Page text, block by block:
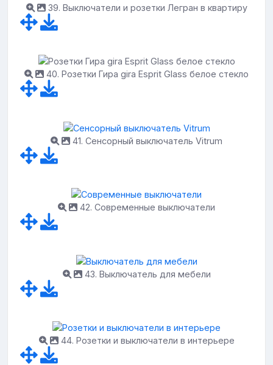
39. Выключатели и розетки Легран в квартиру
40. Розетки Гира gira Esprit Glass белое стекло
41. Сенсорный выключатель Vitrum
42. Современные выключатели
43. Выключатель для мебели
44. Розетки и выключатели в интерьере